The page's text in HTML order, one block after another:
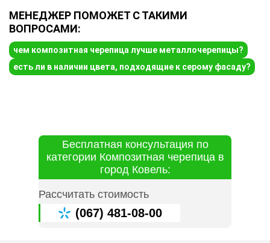
МЕНЕДЖЕР ПОМОЖЕТ С ТАКИМИ
ВОПРОСАМИ:
чем композитная черепица лучше металлочерепицы?
есть ли в наличии цвета, подходящие к серому фасаду?
Бесплатная консультация по
категории Композитная черепица в
город Ковель:
Рассчитать стоимость
(067) 481-08-00